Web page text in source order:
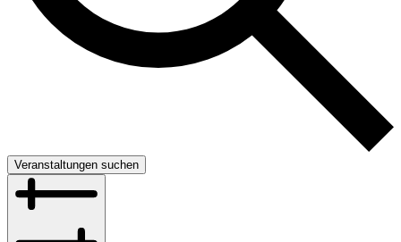
Veranstaltungen suchen